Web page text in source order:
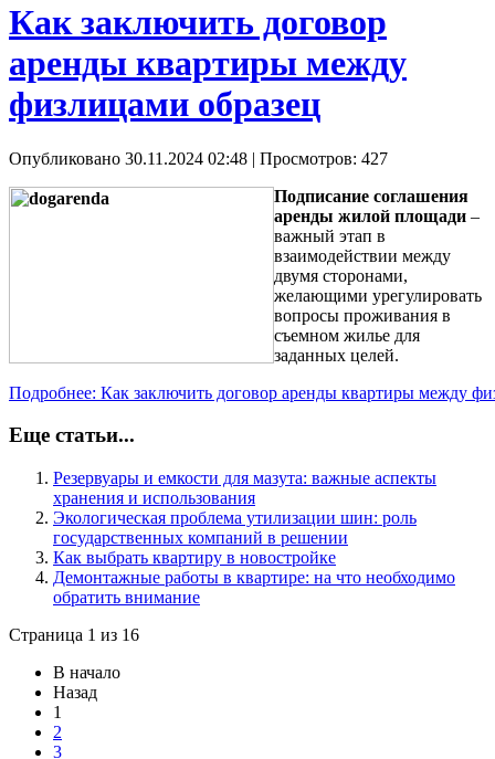
Как заключить договор
аренды квартиры между
физлицами образец
Опубликовано 30.11.2024 02:48 | Просмотров: 427
Подписание соглашения
аренды жилой площади –
важный этап в
взаимодействии между
двумя сторонами,
желающими урегулировать
вопросы проживания в
съемном жилье для
заданных целей.
Подробнее: Как заключить договор аренды квартиры между
Еще статьи...
Резервуары и емкости для мазута: важные аспекты
хранения и использования
Экологическая проблема утилизации шин: роль
государственных компаний в решении
Как выбрать квартиру в новостройке
Демонтажные работы в квартире: на что необходимо
обратить внимание
Страница 1 из 16
В начало
Назад
1
2
3